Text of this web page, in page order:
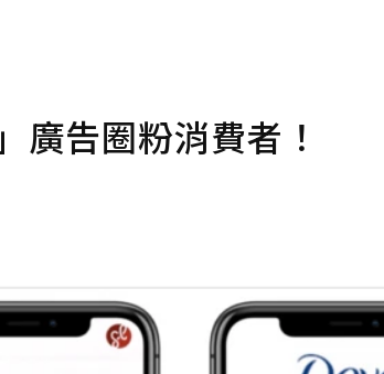
廣告圈粉消費者！